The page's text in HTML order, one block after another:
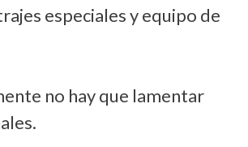
especiales y equipo de
no hay que lamentar